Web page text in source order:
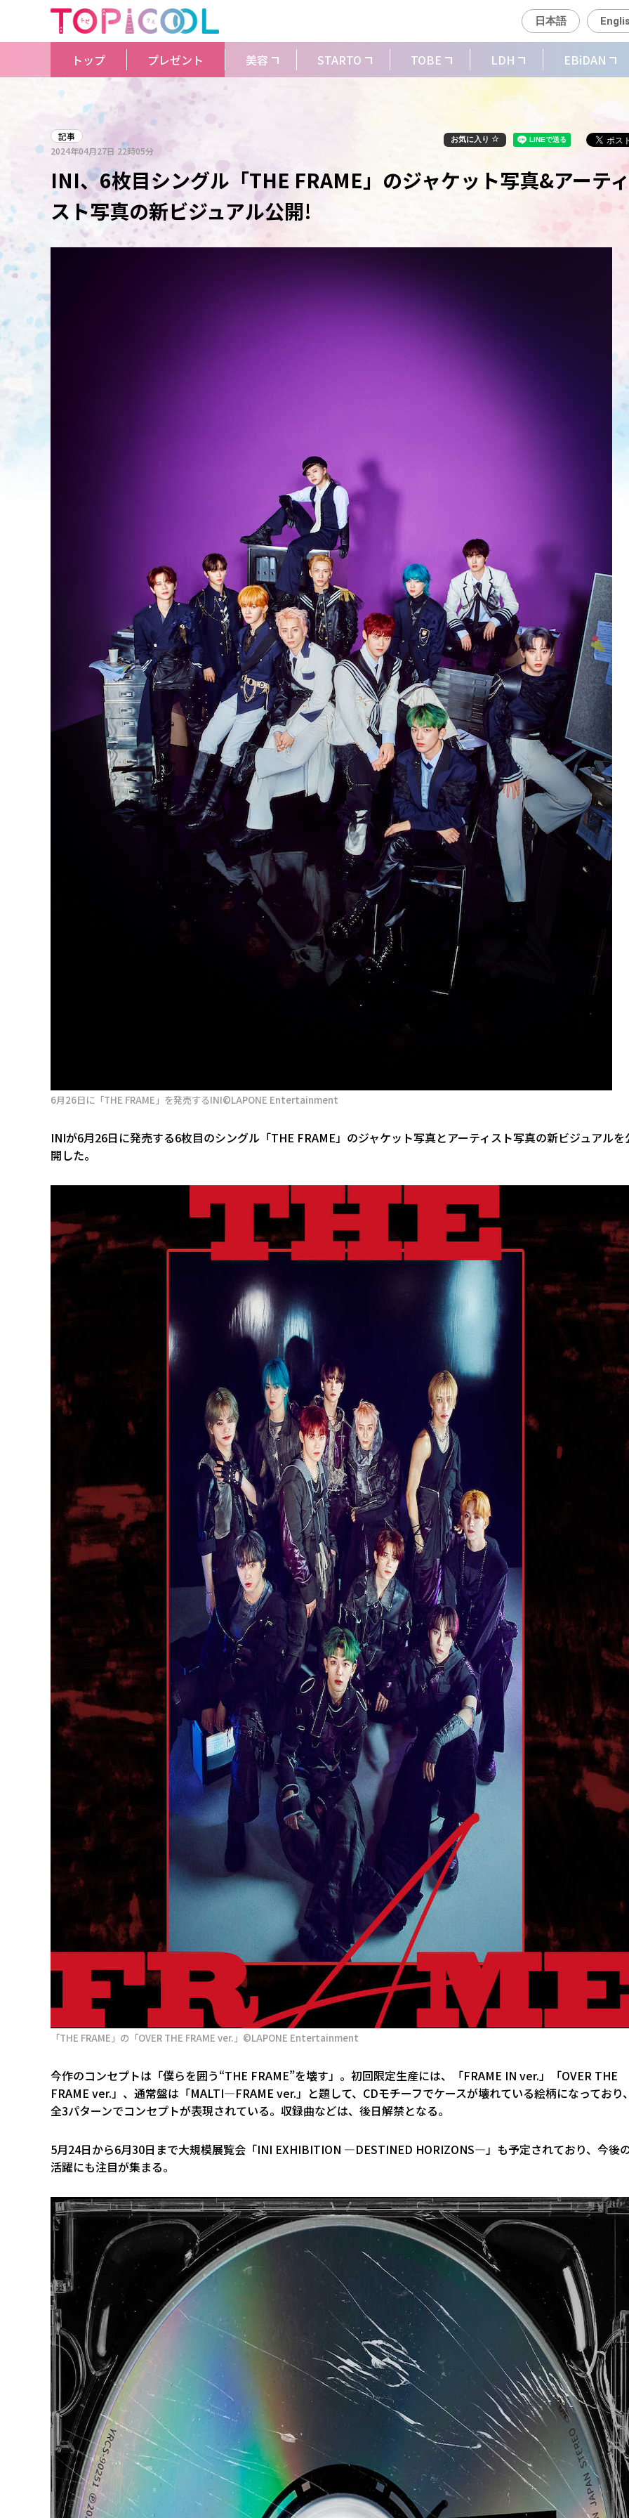
日本語
トップ プレゼント 美容 STARTO TOBE LDH EBiDAN
記事
2024年04月27日 22時05分
お気に入り
INI、6枚目シングル「THE FRAME」のジャケット写真&アーティ
スト写真の新ビジュアル公開!
6月26日に「THE FRAME」を発売するINI©LAPONE Entertainment
INIが6月26日に発売する6枚目のシングル「THE FRAME」のジャケット写真とアーティスト写真の新ビジュアルを
開した。
「THE FRAME」の「OVER THE FRAME ver.」©LAPONE Entertainment
今作のコンセプトは「僕らを囲う“THE FRAME”を壊す」。初回限定生産には、「FRAME IN ver.」「OVER THE
FRAME ver.」、通常盤は「MALTI―FRAME ver.」と題して、CDモチーフでケースが壊れている絵柄になっており
全3パターンでコンセプトが表現されている。収録曲などは、後日解禁となる。
5月24日から6月30日まで大規模展覧会「INI EXHIBITION ―DESTINED HORIZONS―」も予定されており、今後
活躍にも注目が集まる。